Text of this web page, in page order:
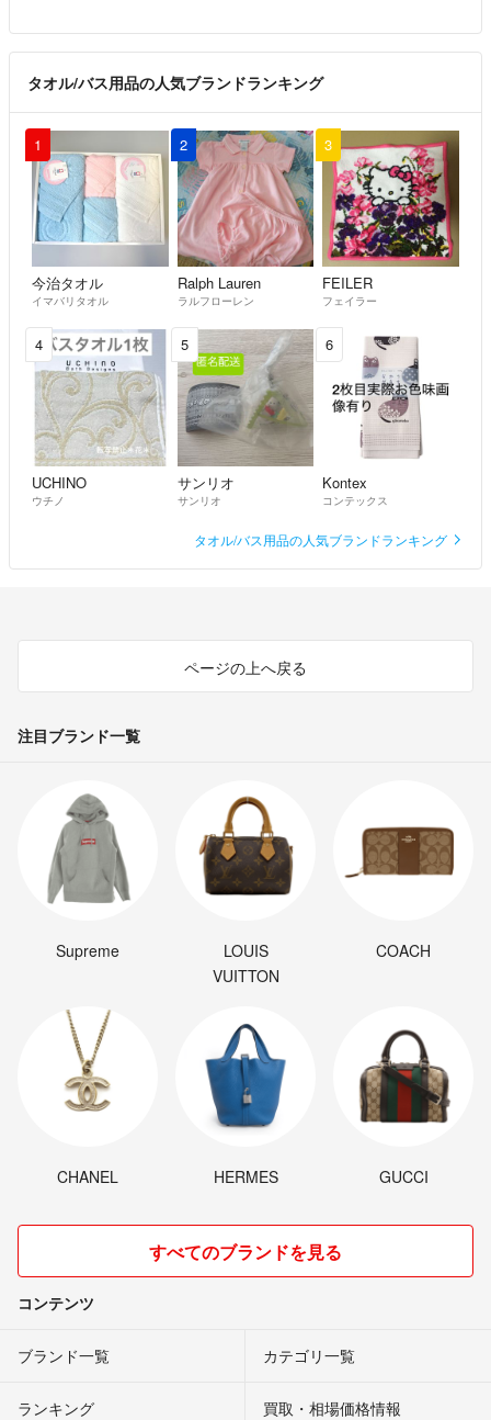
タオル/バス用品の人気ブランドランキング
1
今治タオル
イマバリタオル
2
Ralph Lauren
ラルフローレン
3
FEILER
フェイラー
4
UCHINO
ウチノ
5
サンリオ
サンリオ
6
Kontex
コンテックス
タオル/バス用品の人気ブランドランキング
ページの上へ戻る
注目ブランド一覧
Supreme
LOUIS
VUITTON
COACH
CHANEL HERMES GUCCI
すべてのブランドを見る
コンテンツ
ブランド一覧 カテゴリ一覧
ランキング 買取・相場価格情報